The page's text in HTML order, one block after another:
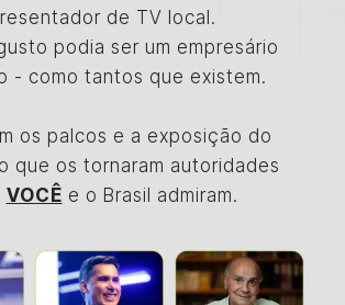
de TV local.
podia ser um empresário
- como tantos que existem.
os palcos e a exposição do
que os tornaram autoridades
VOCÊ e o Brasil admiram.